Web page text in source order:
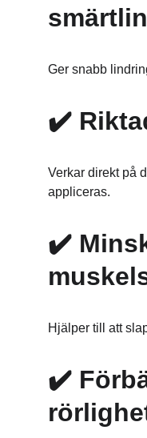
Ger snabb
✔️
Verkar direkt på
appliceras.
✔️
Hjälper till att
✔️